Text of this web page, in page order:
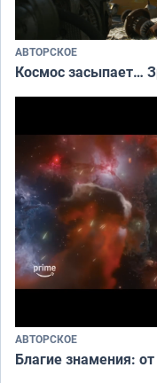
АВТОРСКОЕ
Космос засыпает…
АВТОРСКОЕ
Благие знамения: